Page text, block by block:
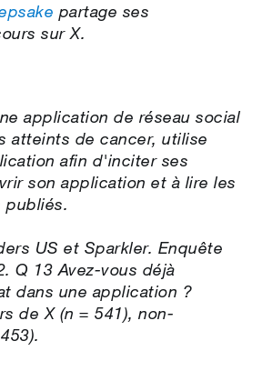
partage ses
sur X.
application de réseau social
atteints de cancer, utilise
afin d'inciter ses
son application et à lire les
publiés.
US et Sparkler. Enquête
Q 13 Avez‑vous déjà
dans une application ?
de X (n = 541), non-